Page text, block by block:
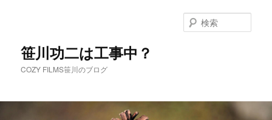
笹川功二は工事中？
COZY FILMS笹川のブログ
索